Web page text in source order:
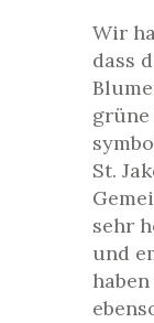
Wir
dass
grüne
St.
sehr
und